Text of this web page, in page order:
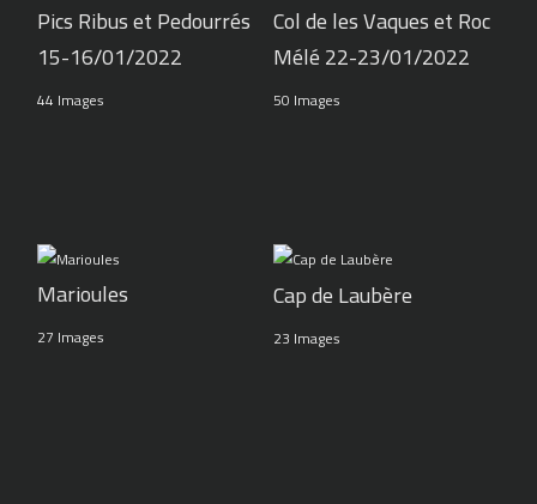
Pics Ribus et Pedourrés
15-16/01/2022
44 Images
Col de les Vaques et Roc
Mélé 22-23/01/2022
50 Images
Marioules
27 Images
Cap de Laubère
23 Images